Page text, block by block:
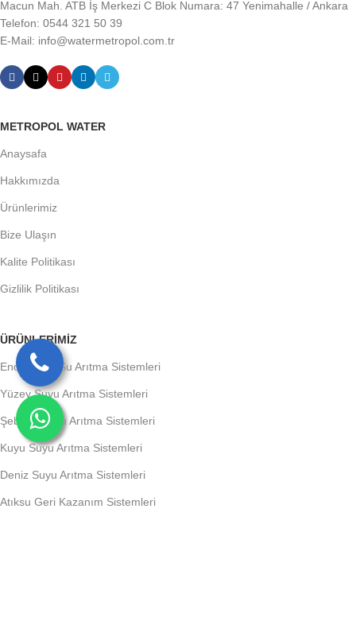
Macun Mah. ATB İş Merkezi C Blok Numara: 47 Yenimahalle / Ankara
Telefon: 0544 321 50 39
E-Mail: info@watermetropol.com.tr
METROPOL WATER
Anaysafa
Hakkımızda
Ürünlerimiz
Bize Ulaşın
Kalite Politikası
Gizlilik Politikası
ÜRÜNLERIMIZ
Endüstriyel Su Arıtma Sistemleri
Yüzey Suyu Arıtma Sistemleri
Şebeke Suyu Arıtma Sistemleri
Kuyu Suyu Arıtma Sistemleri
Deniz Suyu Arıtma Sistemleri
Atıksu Geri Kazanım Sistemleri